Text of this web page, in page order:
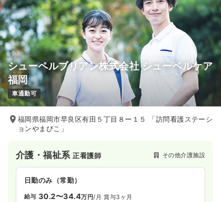
シューペルブリアン株式会社 シューペルケア
福岡
車通勤可
福岡県福岡市早良区有田５丁目８ー１５ 「訪問看護ステーシ
ョンやまびこ」
介護・福祉系正看護師 その他介護施設
日勤のみ（常勤）
給与 30.2〜34.4万円/月 賞与3ヶ月